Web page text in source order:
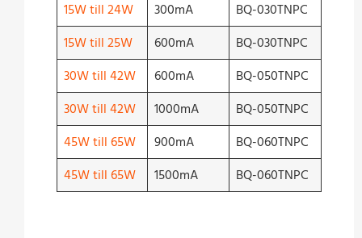
15W till 24W
300mA
BQ-030TNPC
15W till 25W
600mA
BQ-030TNPC
30W till 42W
600mA
BQ-050TNPC
30W till 42W
1000mA
BQ-050TNPC
45W till 65W
900mA
BQ-060TNPC
45W till 65W
1500mA BQ-060TNPC